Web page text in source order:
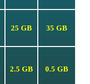
25 GB 35 GB
2.5 GB 0.5 GB